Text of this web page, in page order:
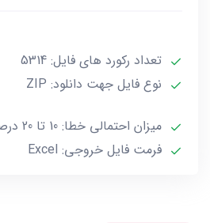
***تمامی فایل ها ممکن است به
تا حداکثر 20 درصد خطا داشته باشند.***
تعداد رکورد های فایل: 5314
نوع فایل جهت دانلود: ZIP
میزان احتمالی خطا: 10 تا 20 درصد
فرمت فایل خروجی: Excel